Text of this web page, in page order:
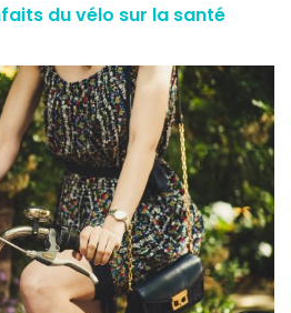
du vélo sur la santé